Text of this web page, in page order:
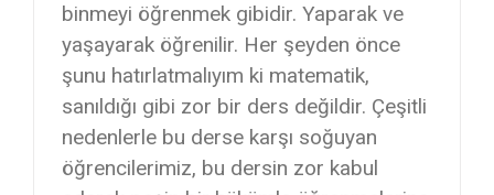
binmeyi öğrenmek gibidir. Yaparak ve
yaşayarak öğrenilir. Her şeyden önce
şunu hatırlatmalıyım ki matematik,
sanıldığı gibi zor bir ders değildir. Çeşitli
nedenlerle bu derse karşı soğuyan
öğrencilerimiz, bu dersin zor kabul